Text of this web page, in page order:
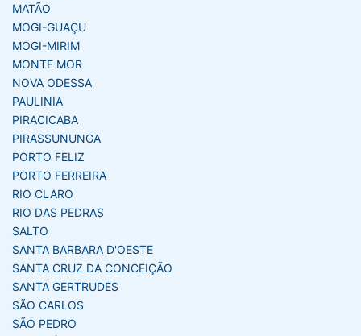
MATÃO
MOGI-GUAÇU
MOGI-MIRIM
MONTE MOR
NOVA ODESSA
PAULINIA
PIRACICABA
PIRASSUNUNGA
PORTO FELIZ
PORTO FERREIRA
RIO CLARO
RIO DAS PEDRAS
SALTO
SANTA BARBARA D'OESTE
SANTA CRUZ DA CONCEIÇÃO
SANTA GERTRUDES
SÃO CARLOS
SÃO PEDRO